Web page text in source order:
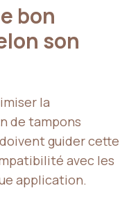
bon
son
la
de tampons
guider cette
avec les
application.